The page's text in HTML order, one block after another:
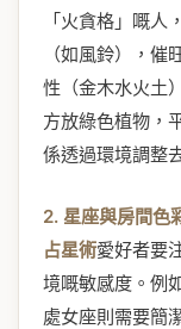
「火貪格」嘅
（如風鈴），催
性（金木水火土
方放綠色植物，
係透過環境調整
2. 星座與房間色
占星術愛好者要
境嘅敏感度。例
處女座則需要簡